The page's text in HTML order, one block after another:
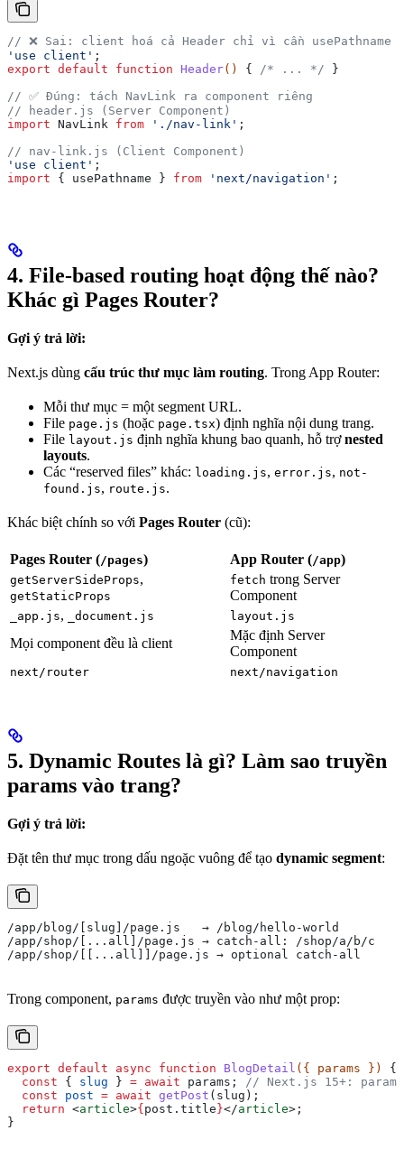
// ❌ Sai: client hoá cả Header chỉ vì cần usePathname
'use client' ;
export default function Header() { /* ... */ }
// ✅ Đúng: tách NavLink ra component riêng
// header.js (Server Component)
import NavLink from './nav-link' ;
// nav-link.js (Client Component)
'use client' ;
import { usePathname } from 'next/navigation' ;
4. File-based routing hoạt động thế nào?
Khác gì Pages Router?
Gợi ý trả lời:
Next.js dùng cấu trúc thư mục làm routing. Trong App Router:
Mỗi thư mục = một segment URL.
File page.js (hoặc page.tsx) định nghĩa nội dung trang.
File layout.js định nghĩa khung bao quanh, hỗ trợnested
layouts.
Các “reserved files” khác: loading.js, error.js, not-
found.js, route.js.
Khác biệt chính so với Pages Router (cũ):
Pages Router (/pages) App Router (/app)
getServerSideProps,
getStaticProps
fetch trong Server
Component
_app.js, _document.js layout.js
Mọi component đều là client
Mặc định Server
Component
next/router next/navigation
5. Dynamic Routes là gì? Làm sao truyền
params vào trang?
Gợi ý trả lời:
Đặt tên thư mục trong dấu ngoặc vuông để tạo dynamic segment:
/app/blog/[slug]/page.js   → /blog/hello-world
/app/shop/[...all]/page.js → catch-all: /shop/a/b/c
/app/shop/[[...all]]/page.js → optional catch-all
Trong component, params được truyền vào như một prop:
export default async function BlogDetail ({ params }) {
  const
{ slug } = await params ; // Next.js 15+:
  const
post = await getPost ( slug );
  return
<article>{ post . title }</article> ;
}